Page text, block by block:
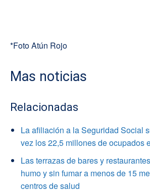
*Foto Atún Rojo
Mas noticias
Relacionadas
La afiliación a la Seguridad Social
vez los 22,5 millones de ocupados
Las terrazas de bares y
humo y sin fumar a menos de 15
centros de salud